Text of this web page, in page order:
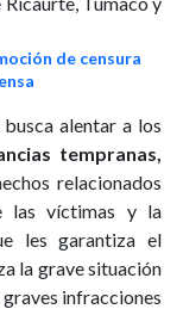
de censura
alentar a los
tempranas,
relacionados
las víctimas y la
les garantiza el
la grave situación
infracciones